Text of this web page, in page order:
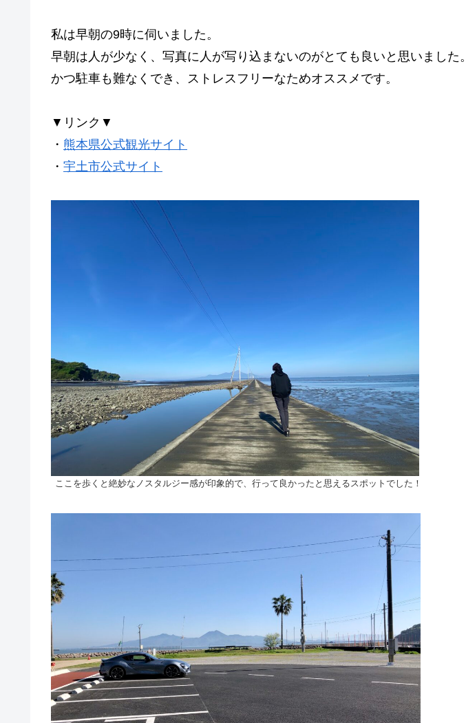
私は早朝の9時に伺いました。
早朝は人が少なく、写真に人が写り込まないのがとても良いと思いました。
かつ駐車も難なくでき、ストレスフリーなためオススメです。
▼リンク▼
・ 熊本県公式観光サイト
・ 宇土市公式サイト
ここを歩くと絶妙なノスタルジー感が印象的で、行って良かったと思えるスポットでした！